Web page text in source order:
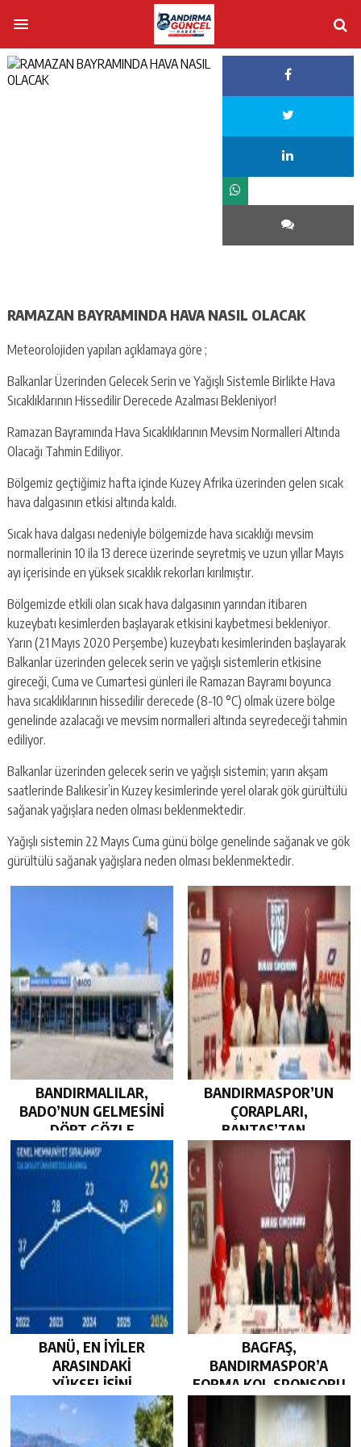
RAMAZAN BAYRAMINDA HAVA NASIL OLACAK
Meteorolojiden yapılan açıklamaya göre ;
Balkanlar Üzerinden Gelecek Serin ve Yağışlı Sistemle Birlikte Hava
Sıcaklıklarının Hissedilir Derecede Azalması Bekleniyor!
Ramazan Bayramında Hava Sıcaklıklarının Mevsim Normalleri Altında
Olacağı Tahmin Ediliyor.
Bölgemiz geçtiğimiz hafta içinde Kuzey Afrika üzerinden gelen sıcak
hava dalgasının etkisi altında kaldı.
Sıcak hava dalgası nedeniyle bölgemizde hava sıcaklığı mevsim
normallerinin 10 ila 13 derece üzerinde seyretmiş ve uzun yıllar Mayıs
ayı içerisinde en yüksek sıcaklık rekorları kırılmıştır.
Bölgemizde etkili olan sıcak hava dalgasının yarından itibaren
kuzeybatı kesimlerden başlayarak etkisini kaybetmesi bekleniyor.
Yarın (21 Mayıs 2020 Perşembe) kuzeybatı kesimlerinden başlayarak
Balkanlar üzerinden gelecek serin ve yağışlı sistemlerin etkisine
gireceği, Cuma ve Cumartesi günleri ile Ramazan Bayramı boyunca
hava sıcaklıklarının hissedilir derecede (8-10 °C) olmak üzere bölge
genelinde azalacağı ve mevsim normalleri altında seyredeceği tahmin
ediliyor.
Balkanlar üzerinden gelecek serin ve yağışlı sistemin; yarın akşam
saatlerinde Balıkesir’in Kuzey kesimlerinde yerel olarak gök gürültülü
sağanak yağışlara neden olması beklenmektedir.
Yağışlı sistemin 22 Mayıs Cuma günü bölge genelinde sağanak ve gök
gürültülü sağanak yağışlara neden olması beklenmektedir.
BANDIRMALILAR,
BADO’NUN GELMESİNİ
DÖRT GÖZLE
BEKLİYOR…
BANDIRMASPOR’UN
ÇORAPLARI,
BANTAŞ’TAN…
BANÜ, EN İYİLER
ARASINDAKİ
YÜKSELİŞİNİ
SÜRDÜRDÜ…
BAGFAŞ,
BANDIRMASPOR’A
FORMA KOL SPONSORU
OLARAK KUCAK AÇTI…